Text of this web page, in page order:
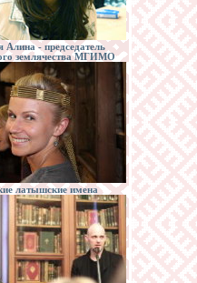
Алина - председатель
землячества МГИМО
латышские имена